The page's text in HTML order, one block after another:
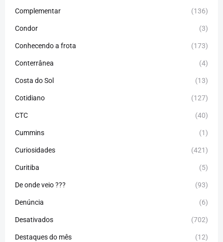
Complementar (136)
Condor (3)
Conhecendo a frota (173)
Conterrânea (4)
Costa do Sol (13)
Cotidiano (127)
CTC (40)
Cummins (1)
Curiosidades (421)
Curitiba (5)
De onde veio ??? (93)
Denúncia (6)
Desativados (702)
Destaques do mês (12)